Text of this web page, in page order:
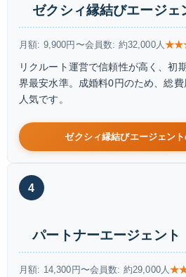
ゼクシィ縁結びエージェ
月額: 9,900円〜会員数: 約32,000人
リクルート運営で信頼性が高く、初
界最安水準。成婚料0円のため、総
人気です。
ゼクシィ縁結びエージェン
4
パートナーエージェント
月額: 14,300円〜会員数: 約29,000人